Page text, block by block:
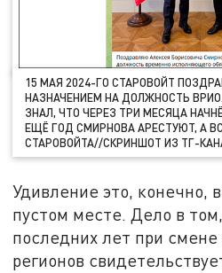
15 МАЯ 2024-ГО СТАРОВОЙТ
НАЗНАЧЕНИЕМ НА ДОЛЖНОСТЬ
ЗНАЛ, ЧТО ЧЕРЕЗ ТРИ МЕСЯЦА
ЕЩЁ ГОД СМИРНОВА АРЕСТУЮТ, А
СТАРОВОЙТА//СКРИНШОТ ИЗ ТГ-
Удивление это, конечно,
пустом месте. Дело в
последних лет при смене
регионов